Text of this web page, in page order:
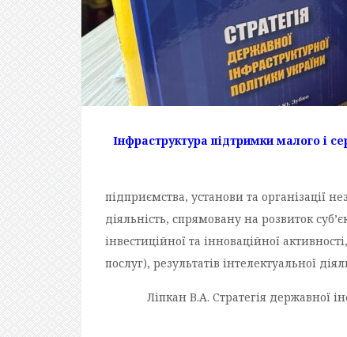
Інфраструктура підтримки малого і
підприємства, установи та організації
діяльність, спрямовану на розвиток
інвестиційної та інноваційної
послуг), результатів інтелектуальної
Ліпкан В.А. Стратегія державної